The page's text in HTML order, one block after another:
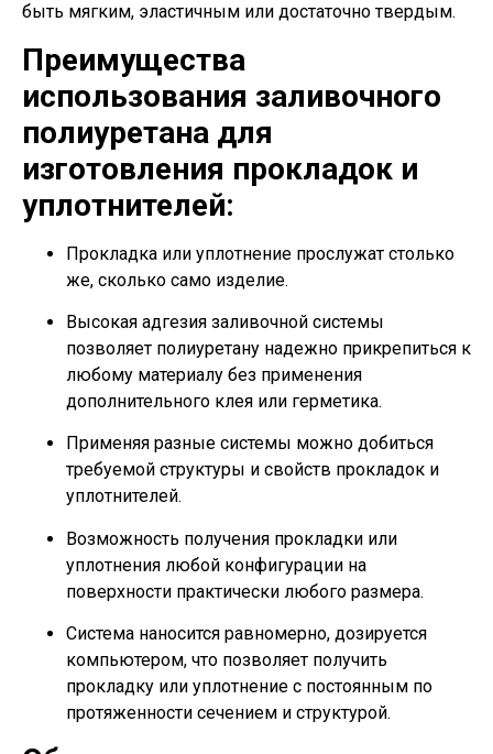
быть мягким, эластичным или достаточно твердым.
Преимущества
использования заливочного
полиуретана для
изготовления прокладок и
уплотнителей:
Прокладка или уплотнение прослужат столько
же, сколько само изделие.
Высокая адгезия заливочной системы
позволяет полиуретану надежно прикрепиться к
любому материалу без применения
дополнительного клея или герметика.
Применяя разные системы можно добиться
требуемой структуры и свойств прокладок и
уплотнителей.
Возможность получения прокладки или
уплотнения любой конфигурации на
поверхности практически любого размера.
Система наносится равномерно, дозируется
компьютером, что позволяет получить
прокладку или уплотнение с постоянным по
протяженности сечением и структурой.